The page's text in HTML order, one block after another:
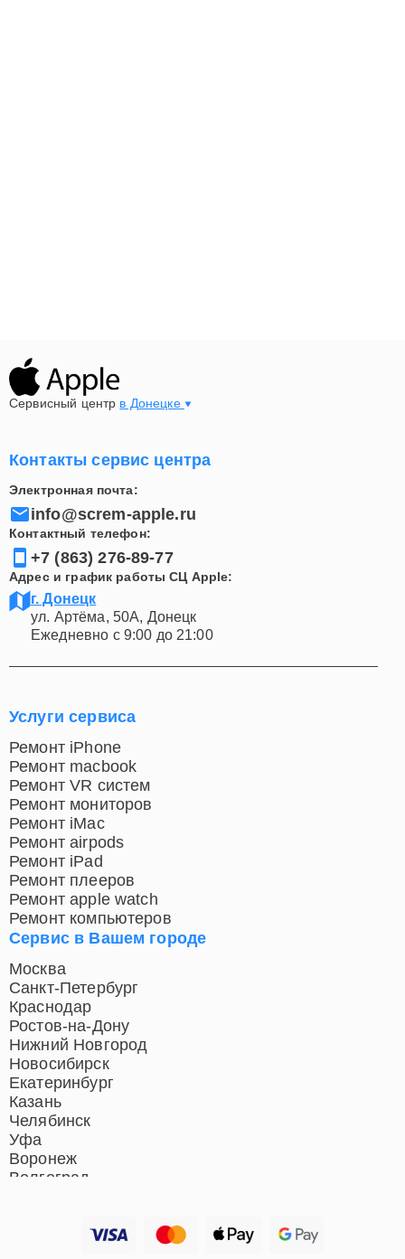
Сервисный центр в Донецке
Контакты сервис центра
Электронная почта:
info@screm-apple.ru
Контактный телефон:
+7 (863) 276-89-77
Адрес и график работы СЦ Apple:
г. Донецк
ул. Артёма, 50А, Донецк
Ежедневно с 9:00 до 21:00
Сервис в Вашем городе
Москва
Санкт-Петербург
Краснодар
Ростов-на-Дону
Нижний Новгород
Новосибирск
Екатеринбург
Казань
Челябинск
Уфа
Воронеж
Волгоград
Услуги сервиса
Ремонт iPhone
Ремонт macbook
Ремонт VR систем
Ремонт мониторов
Ремонт iMac
Ремонт airpods
Ремонт iPad
Ремонт плееров
Ремонт apple watch
Ремонт компьютеров